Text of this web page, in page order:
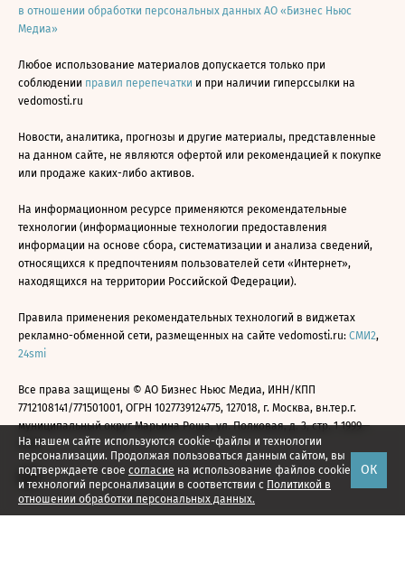
На нашем сайте используются cookie-файлы и технологии
персонализации. Продолжая пользоваться данным сайтом, вы
подтверждаете свое согласие на использование файлов cookie
и технологий персонализации в соответствии с Политикой в
отношении обработки персональных данных.
ОК
в отношении обработки персональных данных АО «Бизнес Ньюс
Медиа»
Любое использование материалов допускается только при
соблюдении правил перепечатки и при наличии гиперссылки на
vedomosti.ru
Новости, аналитика, прогнозы и другие материалы, представленные
на данном сайте, не являются офертой или рекомендацией к покупке
или продаже каких-либо активов.
На информационном ресурсе применяются рекомендательные
технологии (информационные технологии предоставления
информации на основе сбора, систематизации и анализа сведений,
относящихся к предпочтениям пользователей сети «Интернет»,
находящихся на территории Российской Федерации).
Правила применения рекомендательных технологий в виджетах
рекламно-обменной сети, размещенных на сайте vedomosti.ru: СМИ2,
24smi
Все права защищены © АО Бизнес Ньюс Медиа, ИНН/КПП
7712108141/771501001, ОГРН 1027739124775, 127018, г. Москва, вн.тер.г.
муниципальный округ Марьина Роща, ул. Полковая, д. 3, стр. 1 1999—
2026